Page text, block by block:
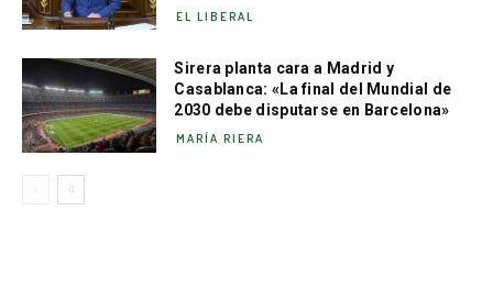
EL LIBERAL
Sirera planta cara a Madrid y
Casablanca: «La final del Mundial de
2030 debe disputarse en Barcelona»
MARÍA RIERA